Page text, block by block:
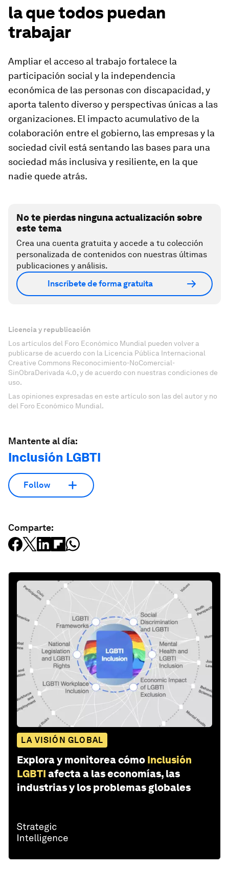
la que todos puedan
trabajar
Ampliar el acceso al trabajo fortalece la
participación social y la independencia
económica de las personas con discapacidad, y
aporta talento diverso y perspectivas únicas a las
organizaciones. El impacto acumulativo de la
colaboración entre el gobierno, las empresas y la
sociedad civil está sentando las bases para una
sociedad más inclusiva y resiliente, en la que
nadie quede atrás.
No te pierdas ninguna actualización sobre
este tema
Crea una cuenta gratuita y accede a tu colección
personalizada de contenidos con nuestras últimas
publicaciones y análisis.
Inscríbete de forma gratuita
Licencia y republicación
Los artículos del Foro Económico Mundial pueden volver a
publicarse de acuerdo con la Licencia Pública Internacional
Creative Commons Reconocimiento-NoComercial-
SinObraDerivada 4.0, y de acuerdo con nuestras condiciones de
uso.
Las opiniones expresadas en este artículo son las del autor y no
del Foro Económico Mundial.
Mantente al día:
Inclusión LGBTI
Follow
Comparte:
LA VISIÓN GLOBAL
Explora y monitorea cómo Inclusión
LGBTI afecta a las economías, las
industrias y los problemas globales